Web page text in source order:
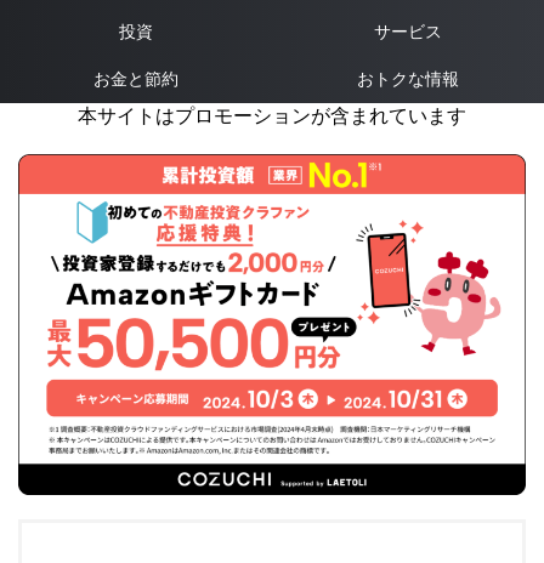
投資 サービス
お金と節約 おトクな情報
本サイトはプロモーションが含まれています